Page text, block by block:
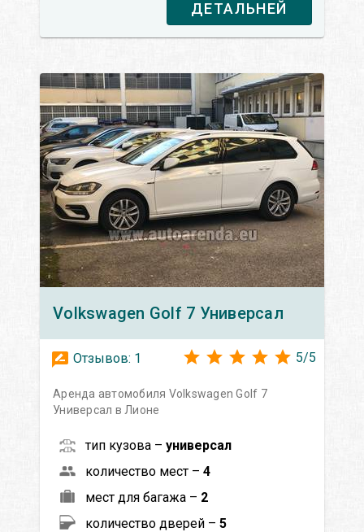
ДЕТАЛЬНЕЙ
Volkswagen Golf 7 Универсал
Отзывов: 1 5/5
Аренда автомобиля Volkswagen Golf 7
Универсал в Лионе
тип кузова – универсал
количество мест – 4
мест для багажа – 2
количество дверей – 5